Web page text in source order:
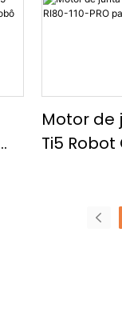
Motor de
Ti5 Robot